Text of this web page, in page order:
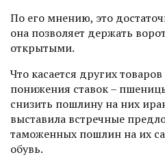
По его мнению, это
она позволяет держать
открытыми.
Что касается других
понижения ставок –
снизить пошлину на них
выставила встречные
таможенных пошлин на их
обувь.